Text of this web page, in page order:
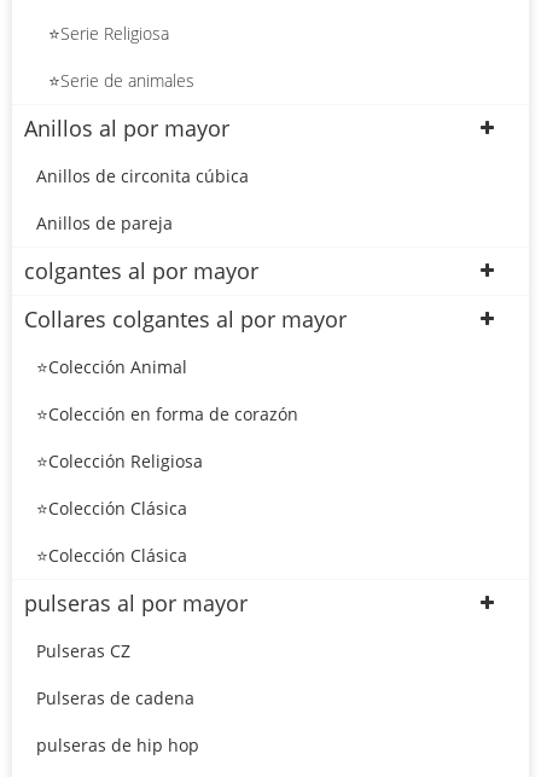
⭐Serie Religiosa
⭐Serie de animales
Anillos al por mayor
Anillos de circonita cúbica
Anillos de pareja
colgantes al por mayor
Collares colgantes al por mayor
⭐Colección Animal
⭐Colección en forma de corazón
⭐Colección Religiosa
⭐Colección Clásica
⭐Colección Clásica
pulseras al por mayor
Pulseras CZ
Pulseras de cadena
pulseras de hip hop